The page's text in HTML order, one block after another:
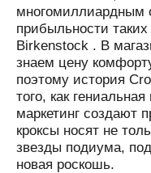
многомиллиардным
прибыльности таких
Birkenstock . В
знаем цену
поэтому история
того, как
маркетинг создают
кроксы носят не
звезды подиума,
новая роскошь.